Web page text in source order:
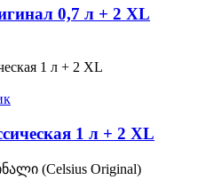
0,7 л + 2 XL
1 л + 2 XL